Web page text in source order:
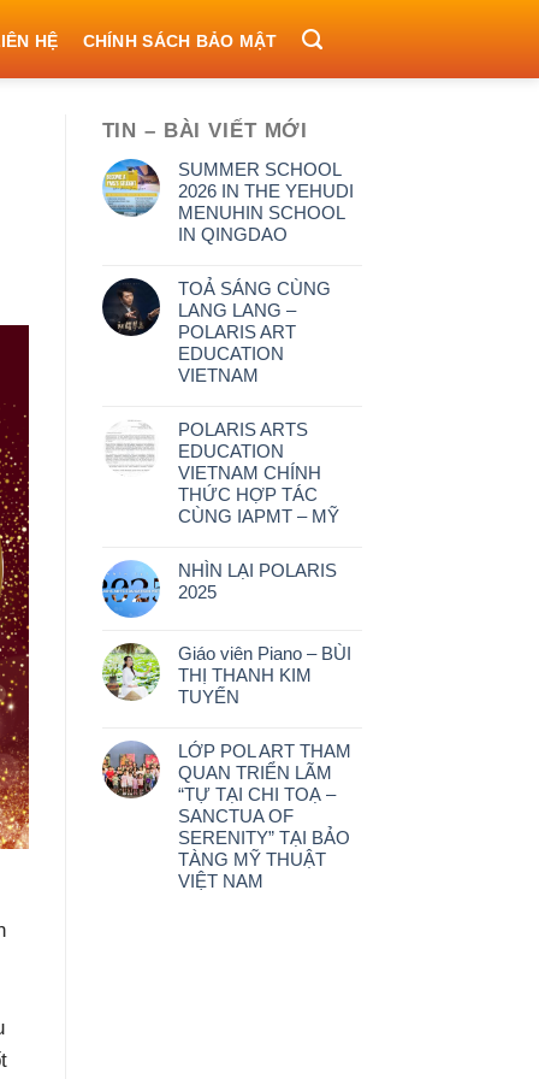
HỆ CHÍNH SÁCH BẢO MẬT
TIN – BÀI VIẾT MỚI
SUMMER SCHOOL
2026 IN THE YEHUDI
MENUHIN SCHOOL
IN QINGDAO
TOẢ SÁNG CÙNG
LANG LANG –
POLARIS ART
EDUCATION
VIETNAM
POLARIS ARTS
EDUCATION
VIETNAM CHÍNH
THỨC HỢP TÁC
CÙNG IAPMT – MỸ
NHÌN LẠI POLARIS
2025
Giáo viên Piano – BÙI
THỊ THANH KIM
TUYẾN
LỚP POL ART THAM
QUAN TRIỂN LÃM
“TỰ TẠI CHI TOẠ –
SANCTUA OF
SERENITY” TẠI BẢO
TÀNG MỸ THUẬT
VIỆT NAM